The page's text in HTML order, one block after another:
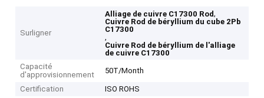
Surligner
Alliage de cuivre C17300 Rod,
Cuivre Rod de béryllium du cube 2Pb
C17300
,
Cuivre Rod de béryllium de l'alliage
de cuivre C17300
Capacité
d'approvisionnement
50T/Month
Certification
ISO ROHS